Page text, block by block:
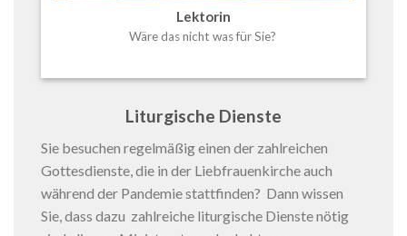
Lektorin
Wäre das nicht was für Sie?
Liturgische Dienste
Sie besuchen regelmäßig einen der zahlreichen
Gottesdienste, die in der Liebfrauenkirche auch
während der Pandemie stattfinden? Dann wissen
Sie, dass dazu zahlreiche liturgische Dienste nötig